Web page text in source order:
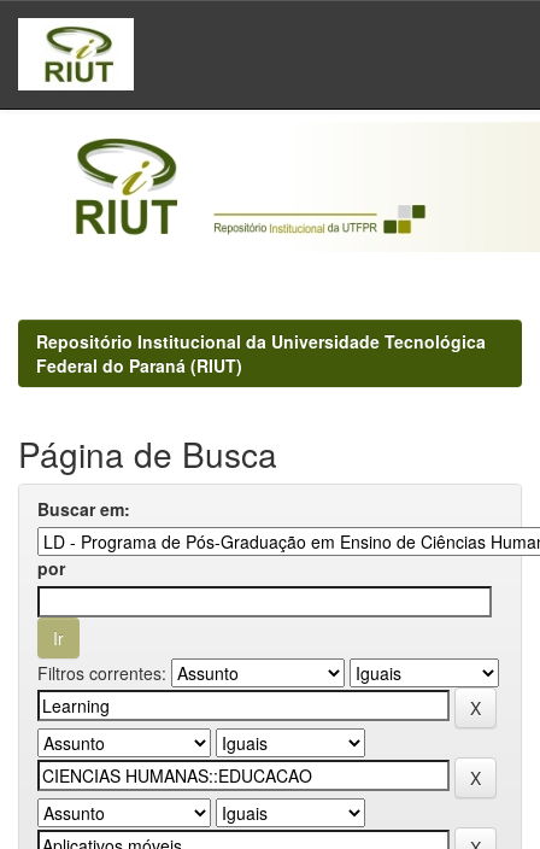
Skip
navigation
Repositório Institucional da Universidade Tecnológica
Federal do Paraná (RIUT)
Página de Busca
Buscar em:
por
Filtros correntes: